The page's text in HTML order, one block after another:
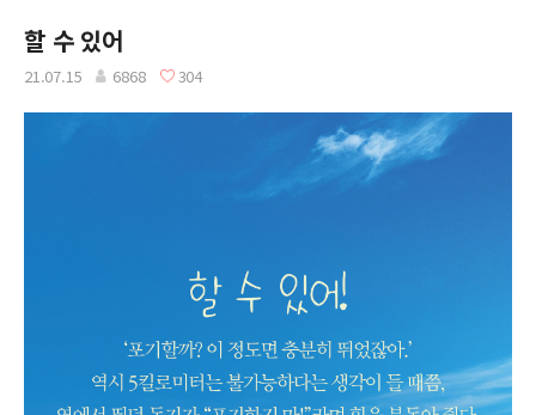
할 수 있어
21.07.15 6868 304